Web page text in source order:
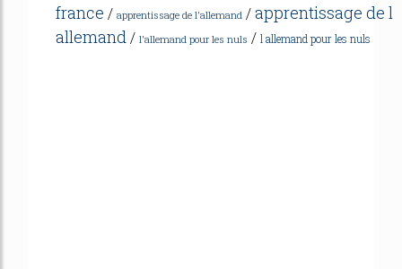
france / apprentissage de l'allemand /apprentissage de l
allemand / l'allemand pour les nuls / l allemand pour les nuls